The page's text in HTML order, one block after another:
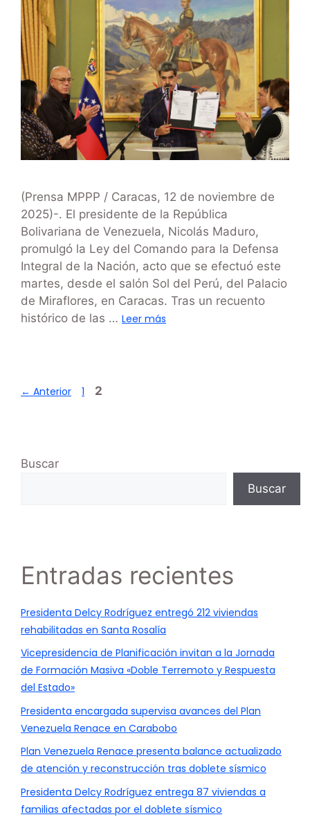
(Prensa MPPP / Caracas, 12 de noviembre de
2025)-. El presidente de la República
Bolivariana de Venezuela, Nicolás Maduro,
promulgó la Ley del Comando para la Defensa
Integral de la Nación, acto que se efectuó este
martes, desde el salón Sol del Perú, del Palacio
de Miraflores, en Caracas. Tras un recuento
histórico de las … Leer más
← Anterior 1 2
Buscar
Buscar
Entradas recientes
Presidenta Delcy Rodríguez entregó 212 viviendas
rehabilitadas en Santa Rosalía
Vicepresidencia de Planificación invitan a la Jornada
de Formación Masiva «Doble Terremoto y Respuesta
del Estado»
Presidenta encargada supervisa avances del Plan
Venezuela Renace en Carabobo
Plan Venezuela Renace presenta balance actualizado
de atención y reconstrucción tras doblete sísmico
Presidenta Delcy Rodríguez entrega 87 viviendas a
familias afectadas por el doblete sísmico